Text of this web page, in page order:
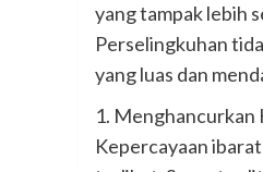
yang tampak lebih
Perselingkuhan
yang luas dan
1. Menghancurkan
Kepercayaan